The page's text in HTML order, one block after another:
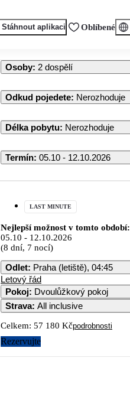
Stáhnout aplikaci Oblíbené
Osoby: 2 dospělí
Odkud pojedete: Nerozhoduje
Délka pobytu: Nerozhoduje
Termín: 05.10 - 12.10.2026
LAST MINUTE
Nejlepší možnost v tomto období:
05.10 - 12.10.2026
(8 dní, 7 nocí)
Odlet: Praha (letiště), 04:45
Letový řád
Pokoj: Dvoulůžkový pokoj
Strava: All inclusive
Celkem: 57 180 Kčpodrobnosti
Rezervujte